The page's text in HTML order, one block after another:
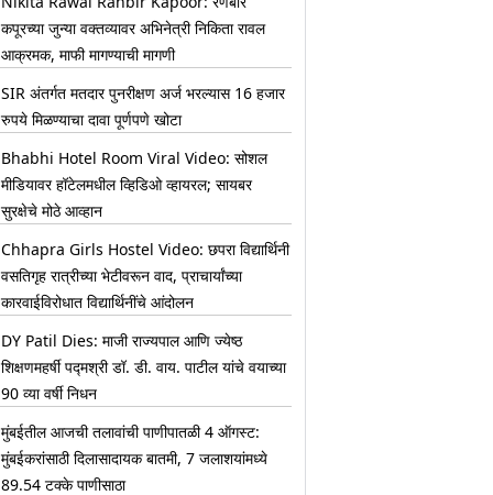
कपूरच्या जुन्या वक्तव्यावर अभिनेत्री निकिता रावल
आक्रमक, माफी मागण्याची मागणी
SIR अंतर्गत मतदार पुनरीक्षण अर्ज भरल्यास 16 हजार
रुपये मिळण्याचा दावा पूर्णपणे खोटा
Bhabhi Hotel Room Viral Video: सोशल
मीडियावर हॉटेलमधील व्हिडिओ व्हायरल; सायबर
सुरक्षेचे मोठे आव्हान
Chhapra Girls Hostel Video: छपरा विद्यार्थिनी
वसतिगृह रात्रीच्या भेटीवरून वाद, प्राचार्यांच्या
कारवाईविरोधात विद्यार्थिनींचे आंदोलन
DY Patil Dies: माजी राज्यपाल आणि ज्येष्ठ
शिक्षणमहर्षी पद्मश्री डॉ. डी. वाय. पाटील यांचे वयाच्या
90 व्या वर्षी निधन
मुंबईतील आजची तलावांची पाणीपातळी 4 ऑगस्ट:
मुंबईकरांसाठी दिलासादायक बातमी, 7 जलाशयांमध्ये
89.54 टक्के पाणीसाठा